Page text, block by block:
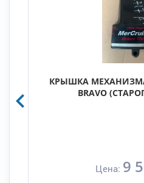
КРЫШКА
BRAVO
Цена: 9